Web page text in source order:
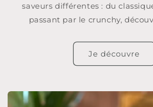
saveurs différentes : du
passant par le crunchy,
Je découvre